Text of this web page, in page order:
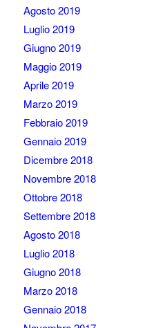
Agosto 2019
Luglio 2019
Giugno 2019
Maggio 2019
Aprile 2019
Marzo 2019
Febbraio 2019
Gennaio 2019
Dicembre 2018
Novembre 2018
Ottobre 2018
Settembre 2018
Agosto 2018
Luglio 2018
Giugno 2018
Marzo 2018
Gennaio 2018